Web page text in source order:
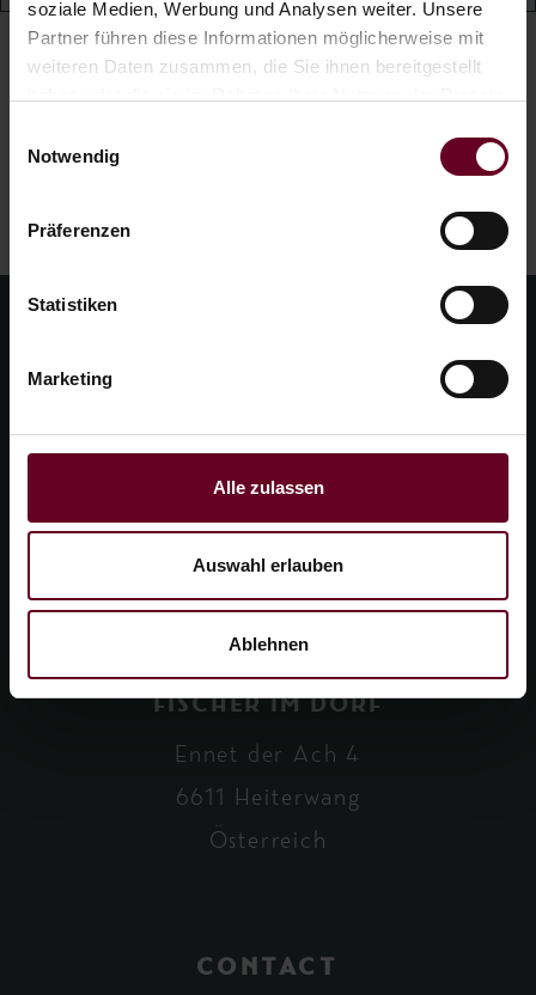
soziale Medien, Werbung und Analysen weiter. Unsere
Partner führen diese Informationen möglicherweise mit
weiteren Daten zusammen, die Sie ihnen bereitgestellt
Notwendig
Präferenzen
Statistiken
Marketing
Alle zulassen
Auswahl erlauben
Ablehnen
FISCHER IM DORF
Ennet der Ach 4
6611 Heiterwang
Österreich
CONTACT